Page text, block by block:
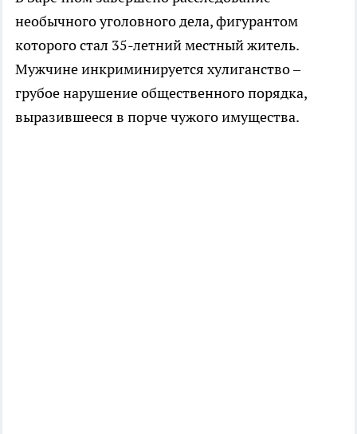
необычного уголовного дела, фигурантом
которого стал 35-летний местный житель.
Мужчине инкриминируется хулиганство –
грубое нарушение общественного порядка,
выразившееся в порче чужого имущества.